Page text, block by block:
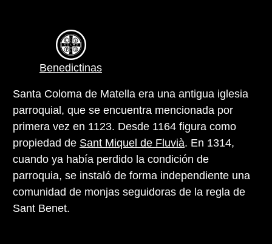
Benedictinas
Santa Coloma de Matella era una antigua iglesia
parroquial, que se encuentra mencionada por
primera vez en 1123. Desde 1164 figura como
propiedad de Sant Miquel de Fluvià. En 1314,
cuando ya había perdido la condición de
parroquia, se instaló de forma independiente una
comunidad de monjas seguidoras de la regla de
Sant Benet.